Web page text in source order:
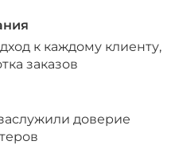
к каждому клиенту,
заказов
доверие